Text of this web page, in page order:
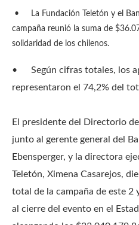
•
La Fundación Teletón y el
campaña reunió la suma de
solidaridad de los chilenos.
•
Según cifras totales, los
representaron el 74,2% del
El presidente del Directorio
junto al gerente general del
Ebensperger, y la directora
Teletón, Ximena Casarejos,
total de la campaña de este 2
al cierre del evento en el